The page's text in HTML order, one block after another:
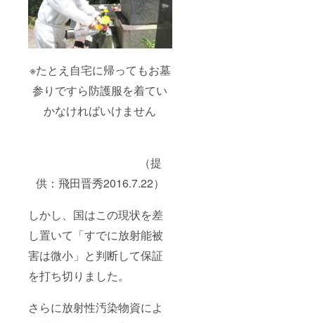
※たとえ自宅に帰ってもお墓
参りですら防護服を着てい
かなければいけません
（提
供：飛田晋秀2016.7.22）
しかし、国はこの現状を差
し置いて「すでに放射能被
害は微小」と判断して保証
を打ち切りました。
さらに放射性汚染物資によ